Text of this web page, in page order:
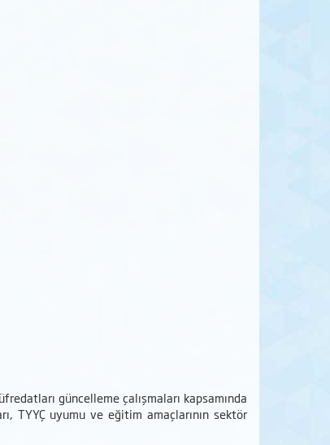
güncelleme çalışmaları kapsamında
TYYÇ uyumu ve eğitim amaçlarının sektör